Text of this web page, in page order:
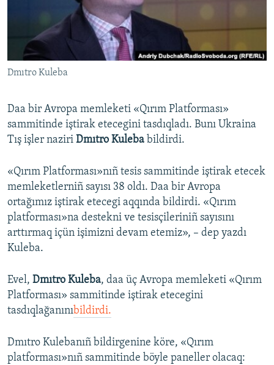
Українською
QOŞULIÑIZ!
RFE/RS bütün saytları
Dmıtro Kuleba
Daa bir Avropa memleketi «Qırım Platforması»
sammitinde iştirak etecegini tasdıqladı. Bunı Ukraina
Tış işler naziri Dmıtro Kuleba bildirdi.
«Qırım Platforması»nıñ tesis sammitinde iştirak etecek
memleketlerniñ sayısı 38 oldı. Daa bir Avropa
ortağımız iştirak etecegi aqqında bildirdi. «Qırım
platforması»na destekni ve tesisçileriniñ sayısını
arttırmaq içün işimizni devam etemiz», – dep yazdı
Kuleba.
Evel, Dmıtro Kuleba, daa üç Avropa memleketi «Qırım
Platforması» sammitinde iştirak etecegini
tasdıqlağanınıbildirdi.
Dmıtro Kulebanıñ bildirgenine köre, «Qırım
platforması»nıñ sammitinde böyle paneller olacaq: